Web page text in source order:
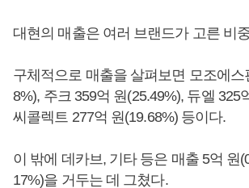
대현의 매출은 여러 브랜드가 고른 비
구체적으로 매출을 살펴보면 모조에스
8%), 주크 359억 원(25.49%), 듀엘 325
씨콜렉트 277억 원(19.68%) 등이다.
이 밖에 데카브, 기타 등은 매출 5억 원
17%)을 거두는 데 그쳤다.